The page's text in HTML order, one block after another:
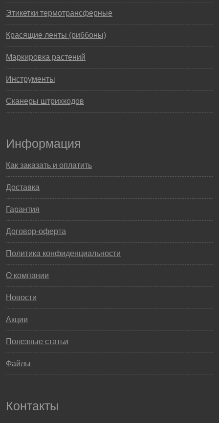
Этикетки термотрансферные
Красящие ленты (риббоны)
Маркировка растений
Инструменты
Сканеры штрихкодов
Информация
Как заказать и оплатить
Доставка
Гарантия
Договор-оферта
Политика конфиденциальности
О компании
Новости
Акции
Полезные статьи
Файлы
Контакты